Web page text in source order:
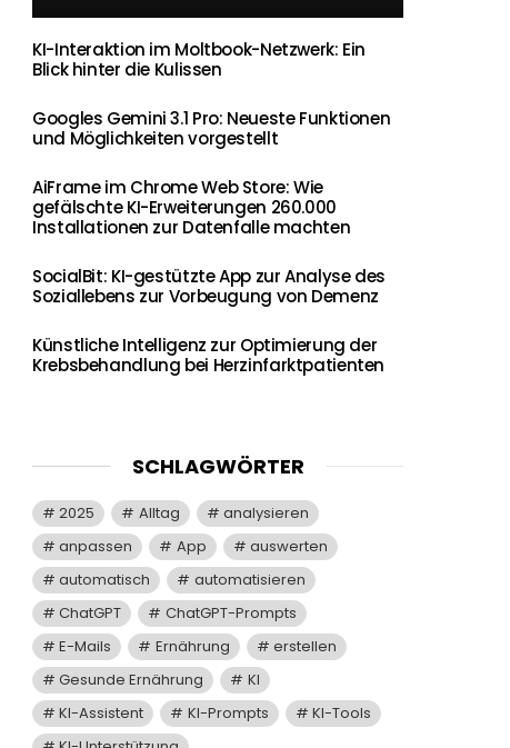
KI-Interaktion im Moltbook-Netzwerk: Ein
Blick hinter die Kulissen
Googles Gemini 3.1 Pro: Neueste Funktionen
und Möglichkeiten vorgestellt
AiFrame im Chrome Web Store: Wie
gefälschte KI-Erweiterungen 260.000
Installationen zur Datenfalle machten
SocialBit: KI-gestützte App zur Analyse des
Soziallebens zur Vorbeugung von Demenz
Künstliche Intelligenz zur Optimierung der
Krebsbehandlung bei Herzinfarktpatienten
SCHLAGWÖRTER
2025 Alltag
analysieren
anpassen
App
auswerten
automatisch
automatisieren
ChatGPT
ChatGPT-Prompts
E-Mails
Ernährung
erstellen
Gesunde Ernährung
KI
KI-Assistent
KI-Prompts
KI-Tools